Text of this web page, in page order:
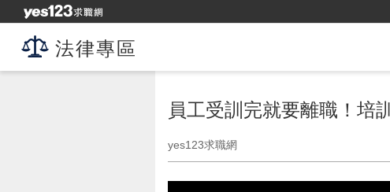
法律專區
員工受訓完就要離職！培
yes123求職網